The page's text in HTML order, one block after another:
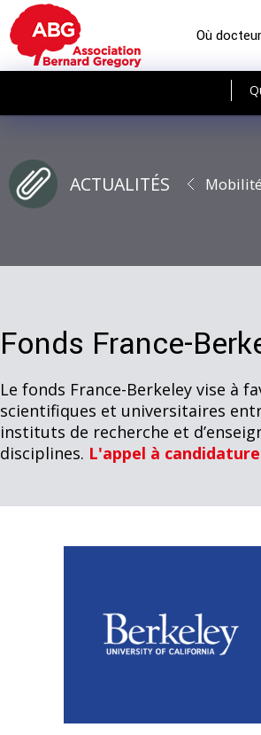
Où
ACTUALITÉS
Fonds France-
Le fonds France-Berkeley vise à
scientifiques et universitaires
instituts de recherche et
disciplines. L'appel à